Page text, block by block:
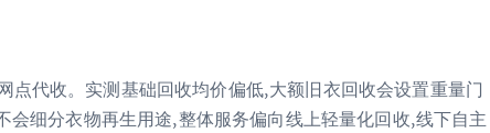
代收。实测基础回收均价偏低,大额旧衣回收会设置重量门
细分衣物再生用途,整体服务偏向线上轻量化回收,线下自主